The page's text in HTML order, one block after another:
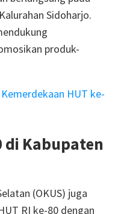
Sidoharjo.
produk-
HUT ke-
di Kabupaten
(OKUS) juga
RI ke-80 dengan